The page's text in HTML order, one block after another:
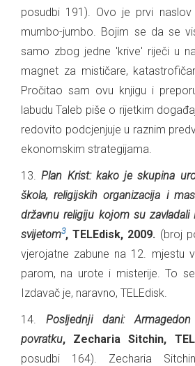
posudbi 191). Ovo je prvi
mumbo-jumbo. Bojim se da se
samo zbog jedne 'krive' riječi u
magnet za mističare,
Pročitao sam ovu knjigu i
labudu Taleb piše o rijetkim
redovito podcjenjuje u raznim
ekonomskim strategijama.
13.Plan Krist: kako je skupina
škola, religijskih organizacija i
državnu religiju kojom su
svijetom3, TELEdisk, 2009. (broj
vjerojatne zabune na 12. mjestu
parom, na urote i misterije. To
Izdavač je, naravno, TELEdisk.
14. Posljednji dani:
povratku, Zecharia Sitchin,
posudbi 164). Zecharia